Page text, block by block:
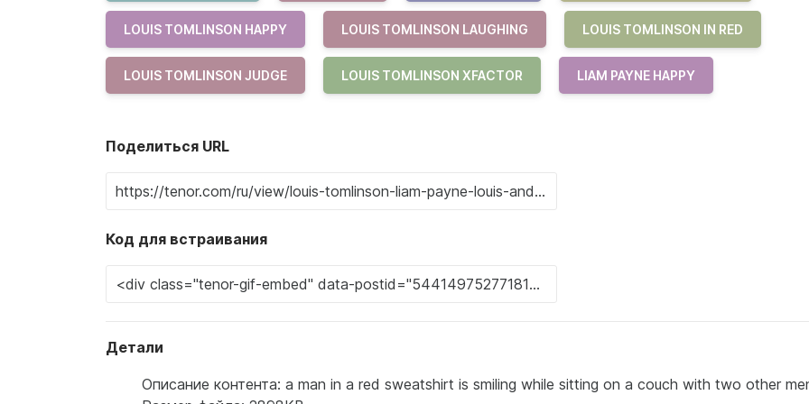
LOUIS TOMLINSON HAPPY LOUIS TOMLINSON LAUGHING LOUIS TOMLINSON IN RED
LOUIS TOMLINSON JUDGE LOUIS TOMLINSON XFACTOR LIAM PAYNE HAPPY
Поделиться URL
Код для встраивания
Детали
Описание контента: a man in a red sweatshirt is smiling while sitting on a couch with two other